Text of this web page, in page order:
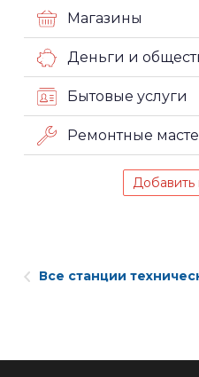
Магазины
Деньги и
Бытовые услуги
Ремонтные
Все станции